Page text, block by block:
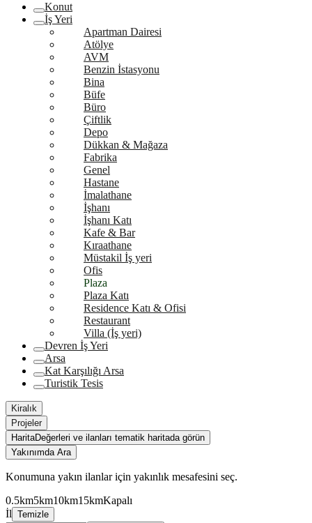
Konut
İş Yeri
Apartman Dairesi
Atölye
AVM
Benzin İstasyonu
Bina
Büfe
Büro
Çiftlik
Depo
Dükkan & Mağaza
Fabrika
Genel
Hastane
İmalathane
İşhanı
İşhanı Katı
Kafe & Bar
Kıraathane
Müstakil İş yeri
Ofis
Plaza
Plaza Katı
Residence Katı & Ofisi
Restaurant
Villa (İş yeri)
Devren İş Yeri
Arsa
Kat Karşılığı Arsa
Turistik Tesis
Kiralık
Projeler
HaritaDeğerleri ve ilanları tematik haritada görün
Yakınımda Ara
Konumuna yakın ilanlar için yakınlık mesafesini seç.
0.5km5km10km15kmKapalı
İl Temizle